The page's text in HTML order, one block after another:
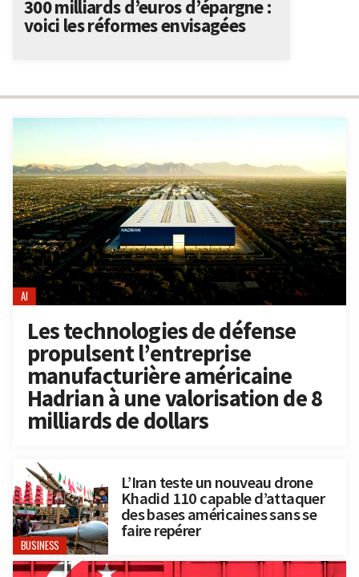
AI
Les technologies de défense
propulsent l’entreprise
manufacturière américaine
Hadrian à une valorisation de 8
milliards de dollars
BUSINESS
L’Iran teste un nouveau drone
Khadid 110 capable d’attaquer
des bases américaines sans se
faire repérer
300 milliards d’euros d’épargne :
voici les réformes envisagées